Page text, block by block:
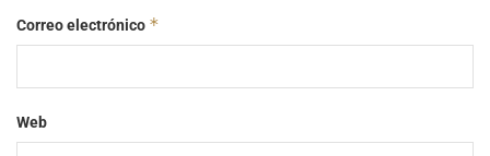
Correo electrónico *
Web